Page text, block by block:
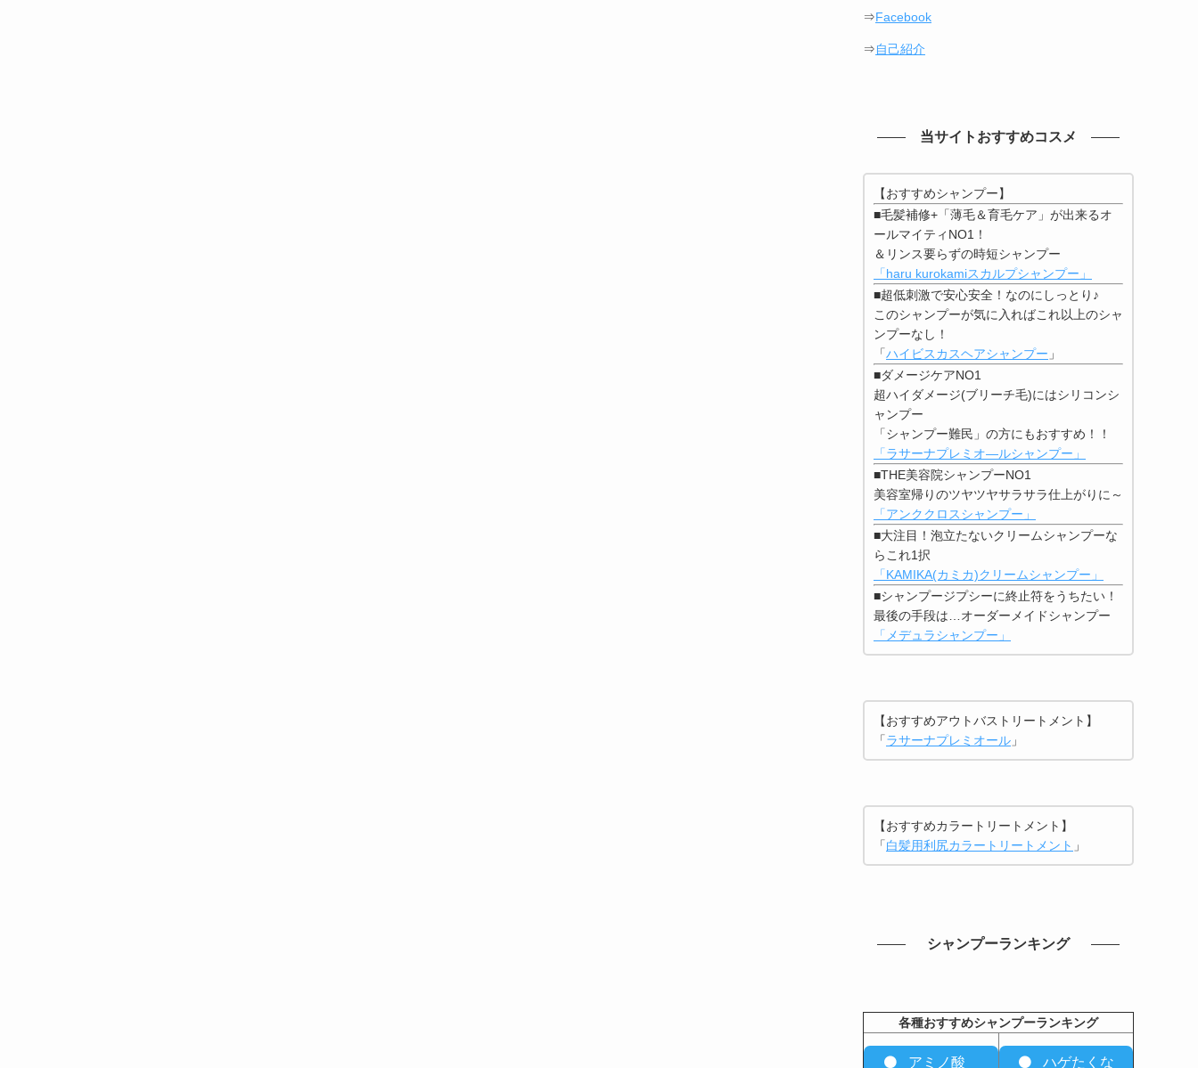
⇒Facebook
⇒自己紹介
当サイトおすすめコスメ
【おすすめシャンプー】
■毛髪補修+「薄毛＆育毛ケア」が出来るオ
ールマイティNO1！
＆リンス要らずの時短シャンプー
「haru kurokamiスカルプシャンプー」
■超低刺激で安心安全！なのにしっとり♪
このシャンプーが気に入ればこれ以上のシャ
ンプーなし！
「ハイビスカスヘアシャンプー 」
■ダメージケアNO1
超ハイダメージ(ブリーチ毛)にはシリコンシ
ャンプー
「シャンプー難民」の方にもおすすめ！！
「ラサーナプレミオ―ルシャンプー」
■THE美容院シャンプーNO1
美容室帰りのツヤツヤサラサラ仕上がりに～
「アンククロスシャンプー」
■大注目！泡立たないクリームシャンプーな
らこれ1択
「KAMIKA(カミカ)クリームシャンプー」
■シャンプージプシーに終止符をうちたい！
最後の手段は…オーダーメイドシャンプー
「メデュラシャンプー」
【おすすめアウトバストリートメント】
「ラサーナプレミオール 」
【おすすめカラートリートメント】
「白髪用利尻カラートリートメント 」
シャンプーランキング
各種おすすめシャンプーランキング
アミノ酸
ハゲたくな